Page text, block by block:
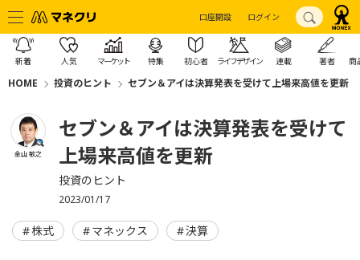
口座開設 ログイン
新着 人気 マーケット 特集 初心者 ライフデザイン 連載 著者 商
HOME 投資のヒント セブン＆アイは決算発表を受けて上場来高値を更新
金山 敏之
セブン＆アイは決算発表を受けて
上場来高値を更新
投資のヒント
2023/01/17
株式 マネックス 決算